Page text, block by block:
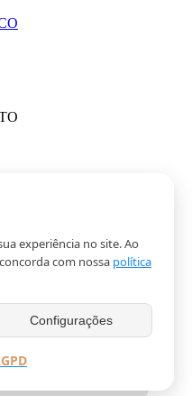
experiência no site. Ao
com nossa política
Configurações